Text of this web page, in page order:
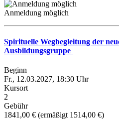
Anmeldung möglich
Spirituelle Wegbegleitung der
Ausbildungsgruppe
Beginn
Fr., 12.03.2027, 18:30 Uhr
Kursort
2
Gebühr
1841,00 € (ermäßigt 1514,00 €)